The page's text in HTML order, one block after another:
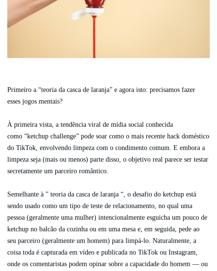
Primeiro a “teoria da casca de laranja” e agora isto: precisamos fazer
esses jogos mentais?
À primeira vista, a tendência viral de mídia social conhecida
como “ketchup challenge” pode soar como o mais recente hack doméstico
do TikTok, envolvendo limpeza com o condimento comum. E embora a
limpeza seja (mais ou menos) parte disso, o objetivo real parece ser testar
secretamente um parceiro romântico.
Semelhante à ” teoria da casca de laranja “, o desafio do ketchup está
sendo usado como um tipo de teste de relacionamento, no qual uma
pessoa (geralmente uma mulher) intencionalmente esguicha um pouco de
ketchup no balcão da cozinha ou em uma mesa e, em seguida, pede ao
seu parceiro (geralmente um homem) para limpá-lo. Naturalmente, a
coisa toda é capturada em vídeo e publicada no TikTok ou Instagram,
onde os comentaristas podem opinar sobre a capacidade do homem — ou